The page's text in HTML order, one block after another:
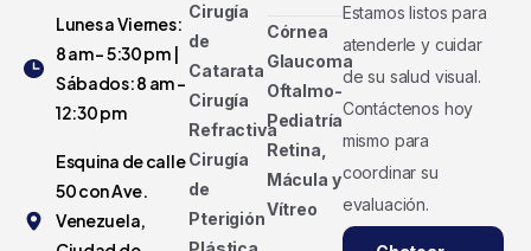
Lunes a Viernes:
8 am - 5:30 pm |
Sábados: 8 am -
12:30 pm
Esquina de calle
50 con Ave.
Venezuela,
Cirugía
de
Catarata
Cirugía
Refractiva
Cirugía
de
Pterigión
Córnea
Glaucoma
Oftalmo-
Pediatría
Retina,
Mácula y
Vítreo
Estamos listos para
atenderle y cuidar
de su salud visual.
Contáctenos hoy
mismo para
coordinar su
evaluación.